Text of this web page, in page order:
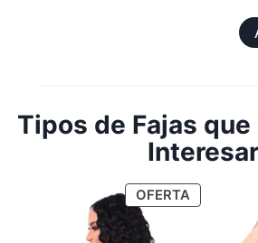
Tipos de Fajas que
Interesar
OFERTA
EN